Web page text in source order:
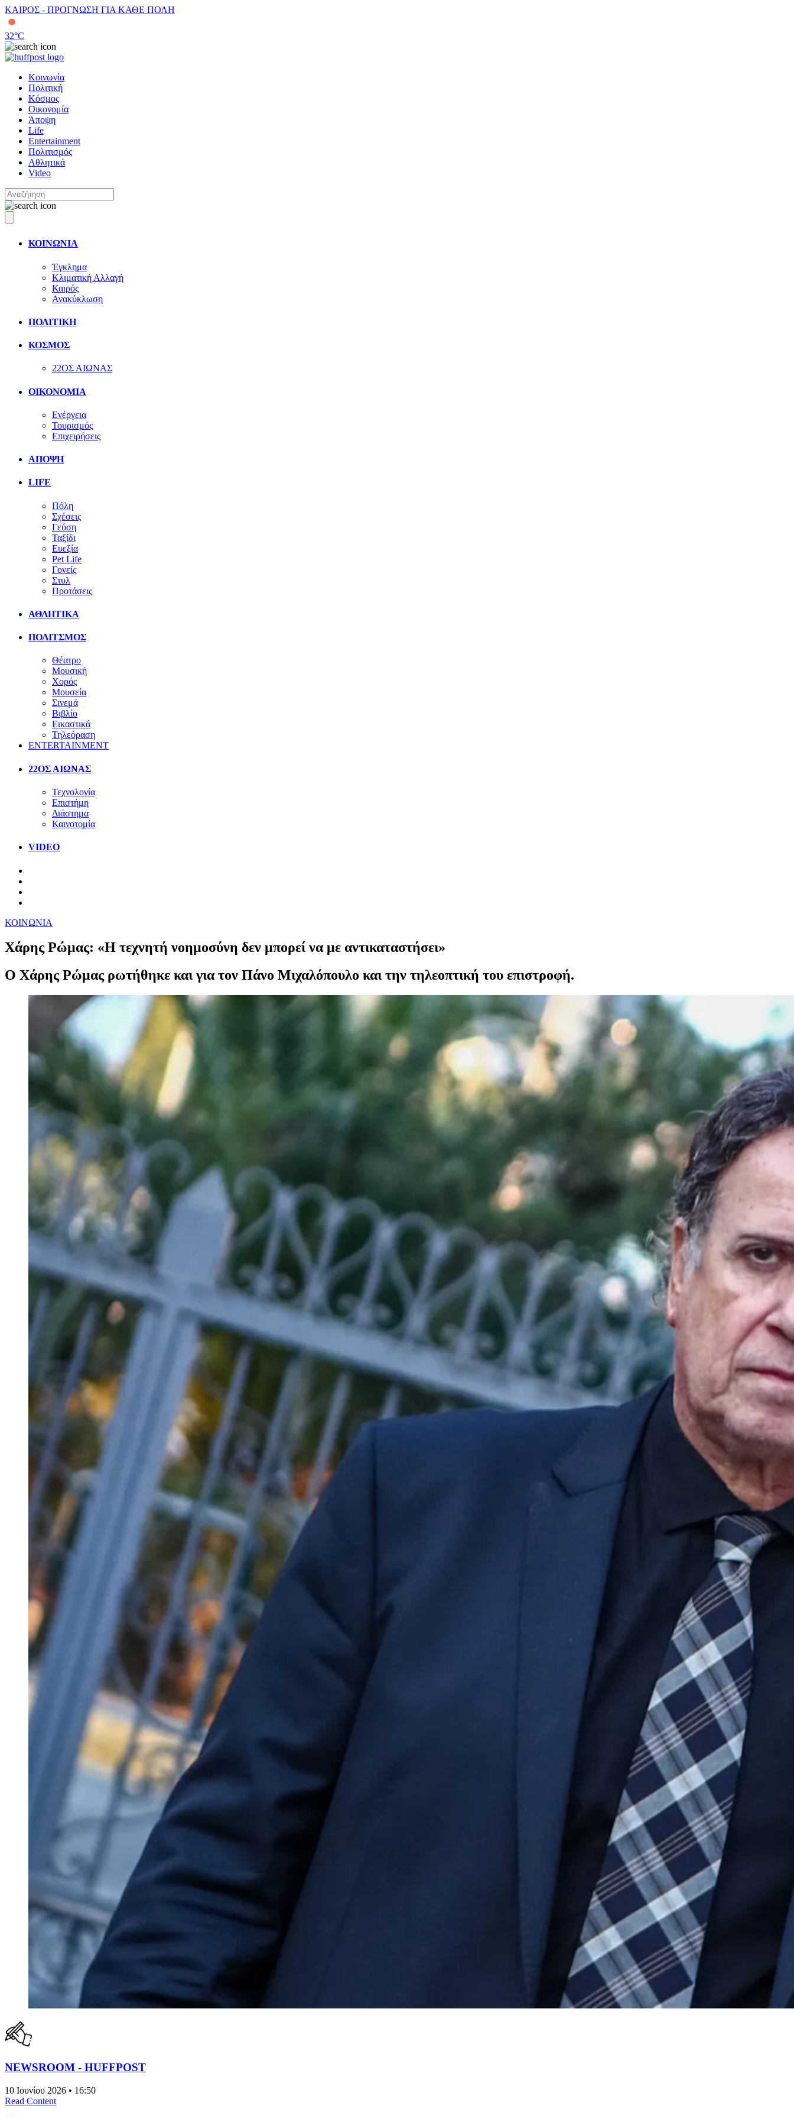
ΚΑΙΡΟΣ - ΠΡΟΓΝΩΣΗ ΓΙΑ ΚΑΘΕ ΠΟΛΗ
32°C
Κοινωνία
Πολιτική
Κόσμος
Οικονομία
Άποψη
Life
Entertainment
Πολιτισμός
Αθλητικά
Video
ΚΟΙΝΩΝΙΑ
Έγκλημα
Κλιματική Αλλαγή
Καιρός
Ανακύκλωση
ΠΟΛΙΤΙΚΗ
ΚΟΣΜΟΣ
22ΟΣ ΑΙΩΝΑΣ
ΟΙΚΟΝΟΜΙΑ
Ενέργεια
Τουρισμός
Επιχειρήσεις
ΑΠΟΨΗ
LIFE
Πόλη
Σχέσεις
Γεύση
Ταξίδι
Ευεξία
Pet Life
Γονείς
Στυλ
Προτάσεις
ΑΘΛΗΤΙΚΑ
ΠΟΛΙΤΣΜΟΣ
Θέατρο
Μουσική
Χορός
Μουσεία
Σινεμά
Βιβλίο
Εικαστικά
Τηλεόραση
ENTERTAINMENT
22ΟΣ ΑΙΩΝΑΣ
Τεχνολογία
Επιστήμη
Διάστημα
Καινοτομία
VIDEO
ΚΟΙΝΩΝΙΑ
Χάρης Ρώμας: «Η τεχνητή νοημοσύνη δεν μπορεί να με αντικαταστήσει»
Ο Χάρης Ρώμας ρωτήθηκε και για τον Πάνο Μιχαλόπουλο και την τηλεοπτική του επιστροφή.
NEWSROOM - HUFFPOST
10 Ιουνίου 2026 • 16:50
Read Content